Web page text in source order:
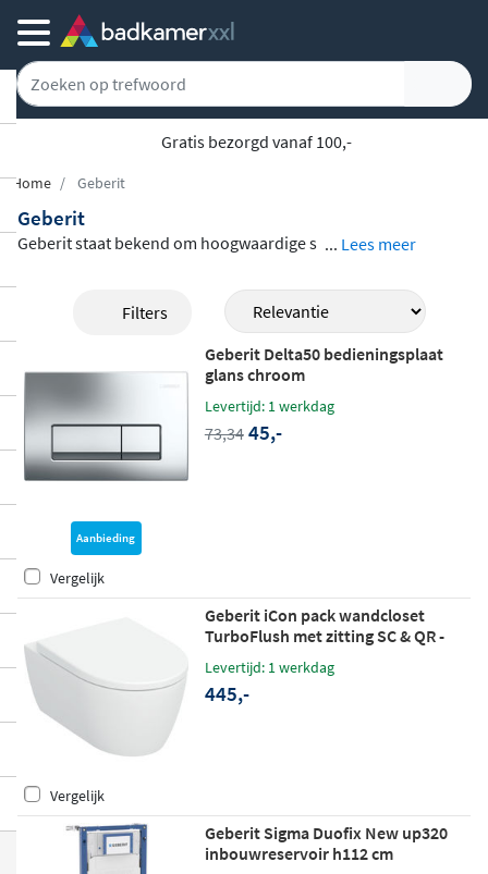
Gratis bezorgd vanaf 100,-
Home Geberit
Geberit
Geberit staat bekend om hoogwaardige s
ofessionele omgevingen. In dit brede asso
bedieningsplaten, inbouw
reservoirs, urinoirsystemen, douchewc's
en onderhoudsproducten, allemaal afko
mstig van dit betrouwbare merk. Of je nu
op zoek bent naar een stijlvolle bediening
splaat in chroom of mat wit, een slim inbo
vervangingsproducten voor je AquaClean
douchewc, hier vind je alles wat je nodig h
ebt. Geberit combineertfunctioneel desig
n met slimme technologievoor een comf
ortabele en hygiënische sanitaire ruimte.
... Lees meer
Filters
Aanbieding
Geberit Delta50 bedieningsplaat
glans chroom
Levertijd: 1 werkdag
73,34 45,-
Vergelijk
Geberit iCon pack wandcloset
TurboFlush met zitting SC & QR -
Levertijd: 1 werkdag
445,-
Vergelijk
Geberit Sigma Duofix New up320
inbouwreservoir h112 cm